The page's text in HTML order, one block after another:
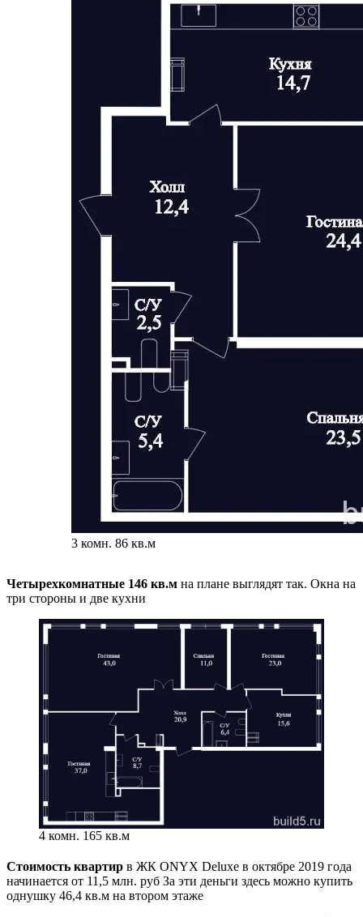
3 комн. 86 кв.м
Четырехкомнатные 146 кв.м на плане выглядят так. Окна на
три стороны и две кухни
4 комн. 165 кв.м
Стоимость квартир в ЖК ONYX Deluxe в октябре 2019 года
начинается от 11,5 млн. руб За эти деньги здесь можно купить
однушку 46,4 кв.м на втором этаже